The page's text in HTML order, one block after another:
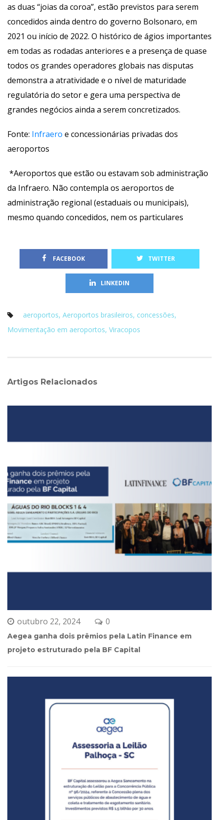
outubro 22, 2024 0
Aegea ganha dois prêmios pela Latin Finance em
projeto estruturado pela BF Capital
etembro 06, 2024 0
Assessoria a Leilão Palhoça – SC
junho 14, 2024 0
BF Capital no evento da Federação das Indústrias do
0